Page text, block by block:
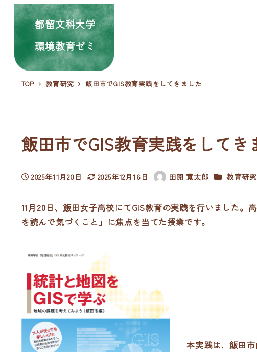
都留文科大学
環境教育ゼミ
TOP 教育研究 飯田市でGIS教育実践をしてきました
飯田市でGIS教育実践をしてき
投稿日
2025年11月20日
更新日
2025年12月16日
著
田開 寛太郎 カテゴリー
教育研究
11月20日、飯田女子高校にてGIS教育の実践を行いました
を読んで気づくこと」に焦点を当てた授業です。
本実践は、飯田